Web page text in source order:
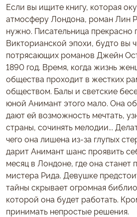
Если вы ищите книгу, которая
атмосферу Лондона, роман Лин
нужно. Писательница прекрасно
Викторианской эпохи, будто вы
потрясающих романов Джейн
1890 год. Время, когда жизнь
общества проходит в жестких
обществом. Балы и светские
юной Анимант этого мало. Она
дают ей возможность мечтать,
страны, сочинять мелодии...
чего она лишена из-за глупых
дарит Анимант шанс проявить
месяц в Лондоне, где она
мистера Рида. Девушке
тайны скрывает огромная
которой она будет работать.
принимать непростые решения.